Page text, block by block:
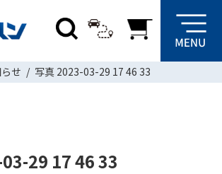
せ 写真 2023-03-29 17 46 33
29 17 46 33